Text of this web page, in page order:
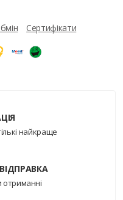
Сертифікати
найкраще